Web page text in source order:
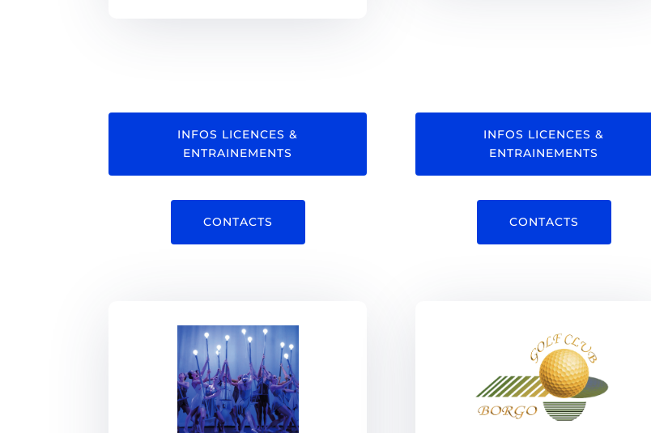
INFOS LICENCES &
ENTRAINEMENTS
CONTACTS
INFOS LICENCES &
ENTRAINEMENTS
CONTACTS